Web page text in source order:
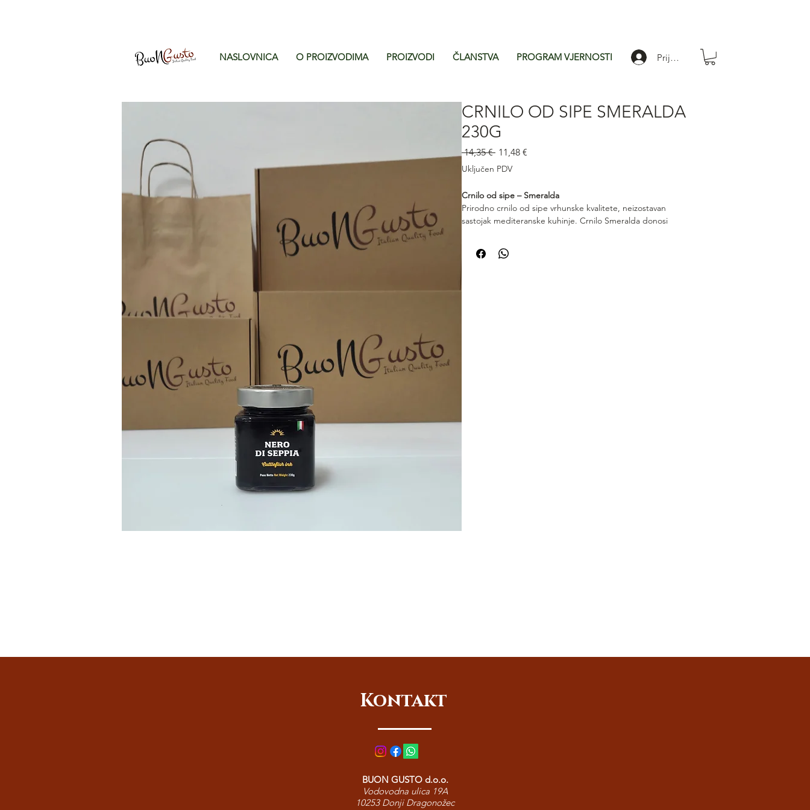
NASLOVNICA O PROIZVODIMA PROIZVODI ČLANSTVA PROGRAM VJERNOSTI Prijavi se
CRNILO OD SIPE SMERALDA
230G
14,35 € Redovna
cijena
11,48 €
Uključen PDV
Crnilo od sipe – Smeralda
Prirodno crnilo od sipe vrhunske kvalitete, neizostavan
sastojak mediteranske kuhinje. Crnilo Smeralda donosi
obogaćuje rižota, tjestenine i umake. Autentičan talijanski
dodir mora u svakoj kapljici.
Kontakt
BUON GUSTO d.o.o.
Vodovodna ulica 19A
10253 Donji Dragonožec